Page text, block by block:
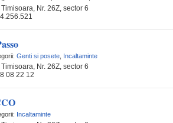
Timisoara, Nr. 26Z, sector 6
Genti si posete Incaltaminte
Timisoara, Nr. 26Z, sector 6
08 22 12
Incaltaminte